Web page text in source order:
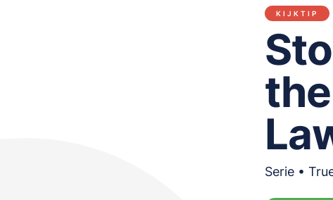
KIJKTIP
Serie •